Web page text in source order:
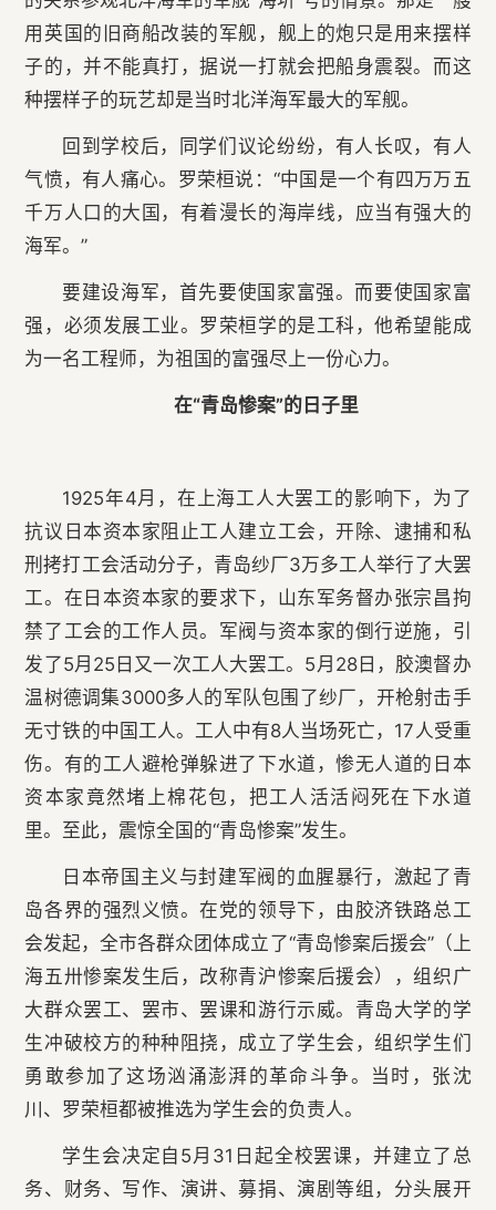
用英国的旧商船改装的军舰，舰上的炮只是用来摆样
子的，并不能真打，据说一打就会把船身震裂。而这
种摆样子的玩艺却是当时北洋海军最大的军舰。
回到学校后，同学们议论纷纷，有人长叹，有人
气愤，有人痛心。罗荣桓说：“中国是一个有四万万五
千万人口的大国，有着漫长的海岸线，应当有强大的
海军。”
要建设海军，首先要使国家富强。而要使国家富
强，必须发展工业。罗荣桓学的是工科，他希望能成
为一名工程师，为祖国的富强尽上一份心力。
在“青岛惨案”的日子里
1925年4月，在上海工人大罢工的影响下，为了
抗议日本资本家阻止工人建立工会，开除、逮捕和私
刑拷打工会活动分子，青岛纱厂3万多工人举行了大罢
工。在日本资本家的要求下，山东军务督办张宗昌拘
禁了工会的工作人员。军阀与资本家的倒行逆施，引
发了5月25日又一次工人大罢工。5月28日，胶澳督办
温树德调集3000多人的军队包围了纱厂，开枪射击手
无寸铁的中国工人。工人中有8人当场死亡，17人受重
伤。有的工人避枪弹躲进了下水道，惨无人道的日本
资本家竟然堵上棉花包，把工人活活闷死在下水道
里。至此，震惊全国的“青岛惨案”发生。
日本帝国主义与封建军阀的血腥暴行，激起了青
岛各界的强烈义愤。在党的领导下，由胶济铁路总工
会发起，全市各群众团体成立了“青岛惨案后援会”（上
海五卅惨案发生后，改称青沪惨案后援会），组织广
大群众罢工、罢市、罢课和游行示威。青岛大学的学
生冲破校方的种种阻挠，成立了学生会，组织学生们
勇敢参加了这场汹涌澎湃的革命斗争。当时，张沈
川、罗荣桓都被推选为学生会的负责人。
学生会决定自5月31日起全校罢课，并建立了总
务、财务、写作、演讲、募捐、演剧等组，分头展开